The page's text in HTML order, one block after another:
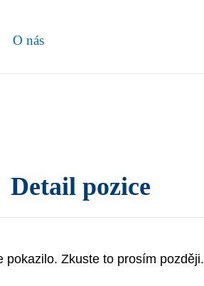
O nás
Detail pozice
pokazilo. Zkuste to prosím později.